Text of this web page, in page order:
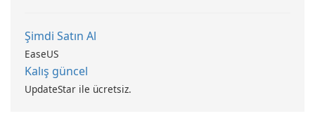
Şimdi Satın Al
EaseUS
Kalış güncel
UpdateStar ile ücretsiz.